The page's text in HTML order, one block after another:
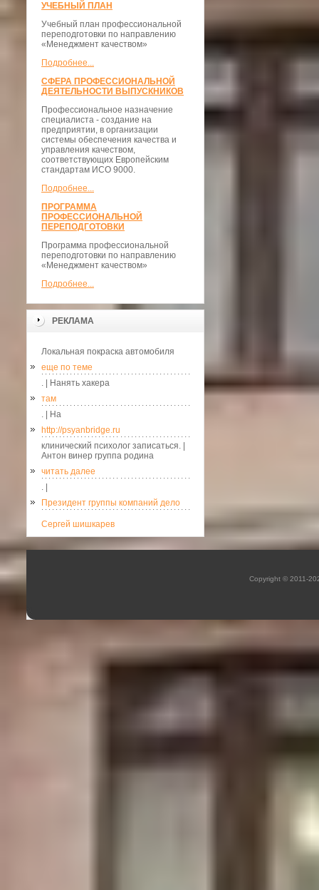
УЧЕБНЫЙ ПЛАН
Учебный план профессиональной
переподготовки по направлению
«Менеджмент качеством»
Подробнее...
СФЕРА ПРОФЕССИОНАЛЬНОЙ
ДЕЯТЕЛЬНОСТИ ВЫПУСКНИКОВ
Профессиональное назначение
специалиста - создание на
предприятии, в организации
системы обеспечения качества и
управления качеством,
соответствующих Европейским
стандартам ИСО 9000.
Подробнее...
ПРОГРАММА
ПРОФЕССИОНАЛЬНОЙ
ПЕРЕПОДГОТОВКИ
Программа профессиональной
переподготовки по направлению
«Менеджмент качеством»
Подробнее...
РЕКЛАМА
Локальная покраска автомобиля
еще по теме
. | Нанять хакера
там
. | На
http://psyanbridge.ru
клинический психолог записаться. |
Антон винер группа родина
читать далее
. |
Президент группы компаний дело
Сергей шишкарев
Copyright © 2011-